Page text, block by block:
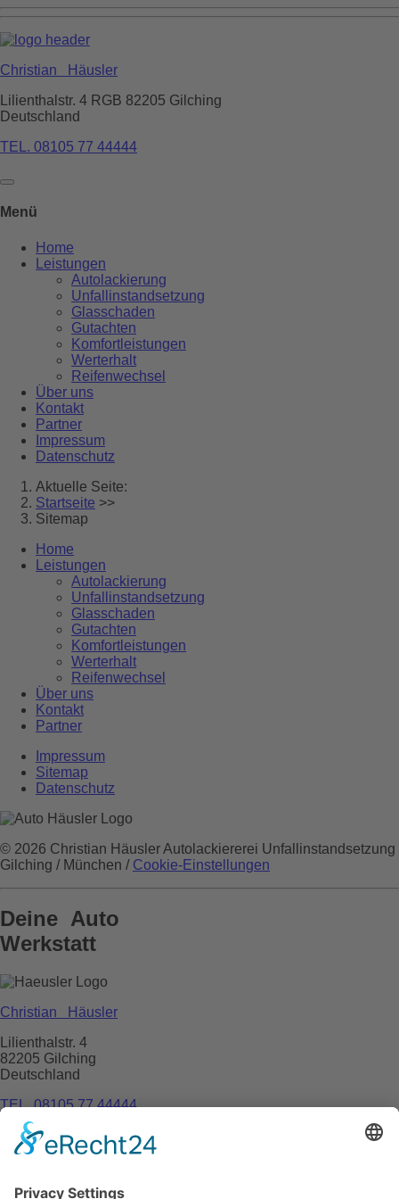
Christian Häusler
Lilienthalstr. 4 RGB 82205 Gilching
Deutschland
TEL. 08105 77 44444
Menü
Home
Leistungen
Autolackierung
Unfallinstandsetzung
Glasschaden
Gutachten
Komfortleistungen
Werterhalt
Reifenwechsel
Über uns
Kontakt
Partner
Impressum
Datenschutz
Aktuelle Seite:
Startseite >>
Sitemap
Home
Leistungen
Autolackierung
Unfallinstandsetzung
Glasschaden
Gutachten
Komfortleistungen
Werterhalt
Reifenwechsel
Über uns
Kontakt
Partner
Impressum
Sitemap
Datenschutz
© 2026 Christian Häusler Autolackiererei Unfallinstandsetzung
Gilching / München / Cookie-Einstellungen
Deine Auto
Werkstatt
Christian Häusler
Lilienthalstr. 4
82205 Gilching
Deutschland
TEL. 08105 77 44444
Autolackiererei